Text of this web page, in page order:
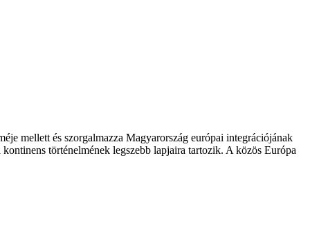
mellett és szorgalmazza Magyarország európai integrációjának
történelmének legszebb lapjaira tartozik. A közös Európa